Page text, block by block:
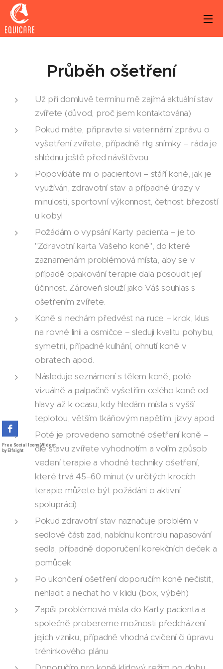
Free Social Icons Widget
by Elfsight
Průběh ošetření
Už při domluvě termínu mě zajímá aktuální stav
zvířete (důvod, proč jsem kontaktována)
Pokud máte, připravte si veterinární zprávu o
vyšetření zvířete, případně rtg snímky – ráda je
shlédnu ještě před návštěvou
Popovídáte mi o pacientovi – stáří koně, jak je
využíván, zdravotní stav a případné úrazy v
minulosti, sportovní výkonnost, četnost březostí
u kobyl
Požádám o vypsání Karty pacienta – je to
"Zdravotní karta Vašeho koně", do které
zaznamenám problémová místa, aby se v
případě opakování terapie dala posoudit její
účinnost. Zároveň slouží jako Váš souhlas s
ošetřením zvířete.
Koně si nechám předvést na ruce – krok, klus
na rovné linii a osmičce – sleduji kvalitu pohybu,
symetrii, případné kulhání, ohnutí koně v
obratech apod.
Následuje seznámení s tělem koně, poté
vizuálně a palpačně vyšetřím celého koně od
hlavy až k ocasu, kdy hledám místa s vyšší
teplotou, větším tkáňovým napětím, jizvy apod.
Poté je provedeno samotné ošetření koně –
dle stavu zvířete vyhodnotím a volím způsob
vedení terapie a vhodné techniky ošetření,
které trvá 45–60 minut (v určitých krocích
terapie můžete být požádáni o aktivní
spolupráci)
Pokud zdravotní stav naznačuje problém v
sedlové části zad, nabídnu kontrolu napasování
sedla, případně doporučení korekčních deček a
pomůcek
Po ukončení ošetření doporučím koně nečistit,
nehladit a nechat ho v klidu (box, výběh)
Zapíši problémová místa do Karty pacienta a
společně probereme možnosti předcházení
jejich vzniku, případně vhodná cvičení či úpravu
tréninkového plánu
Free Social Icons Widget
by Elfsight